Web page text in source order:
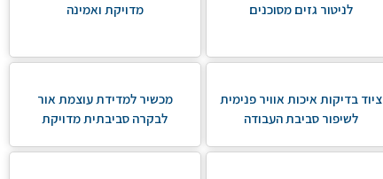
לניטור גזים מסוכנים
מדויקת ואמינה
ציוד בדיקות איכות אוויר פנימית
לשיפור סביבת העבודה
מכשיר למדידת עוצמת אור
לבקרה סביבתית מדויקת